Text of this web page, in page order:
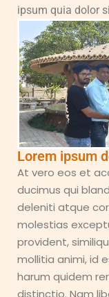
ipsum quia dolor
Lorem ipsum
At vero eos et
ducimus qui
deleniti atque
molestias
provident,
mollitia animi, id
harum quidem